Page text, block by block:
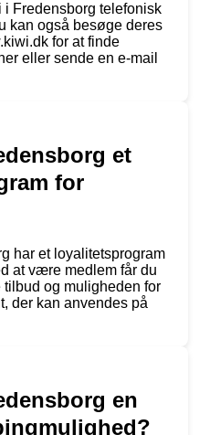
i Fredensborg telefonisk
kan også besøge deres
for at finde
eller sende en e-mail
et
for
har et loyalitetsprogram
at være medlem får du
og muligheden for
der kan anvendes på
en